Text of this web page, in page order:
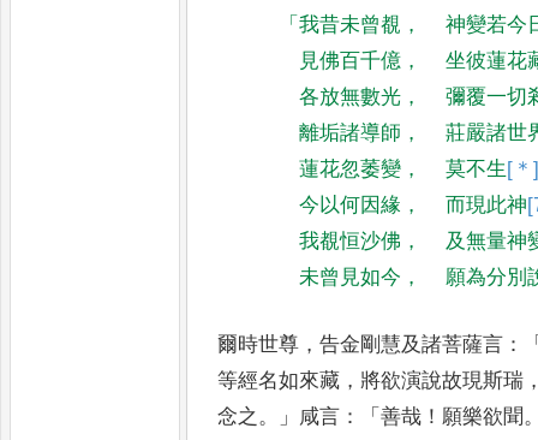
「我昔未曾覩 ，
神變若今
見佛百千億 ，
坐彼蓮花
各放無數光 ，
彌覆一切
離垢諸導師 ，
莊嚴諸世
蓮花忽萎變 ， 莫不生 [＊
今以何因緣 ， 而現此神
我覩恒沙佛 ，
及無量神
未曾見如今 ， 願為分別
爾時世尊 ，告金剛慧及諸菩薩言 ：
等經名如來藏 ， 將欲演說故現斯瑞
念之。」 咸言 ：「善哉 ！ 願樂欲聞